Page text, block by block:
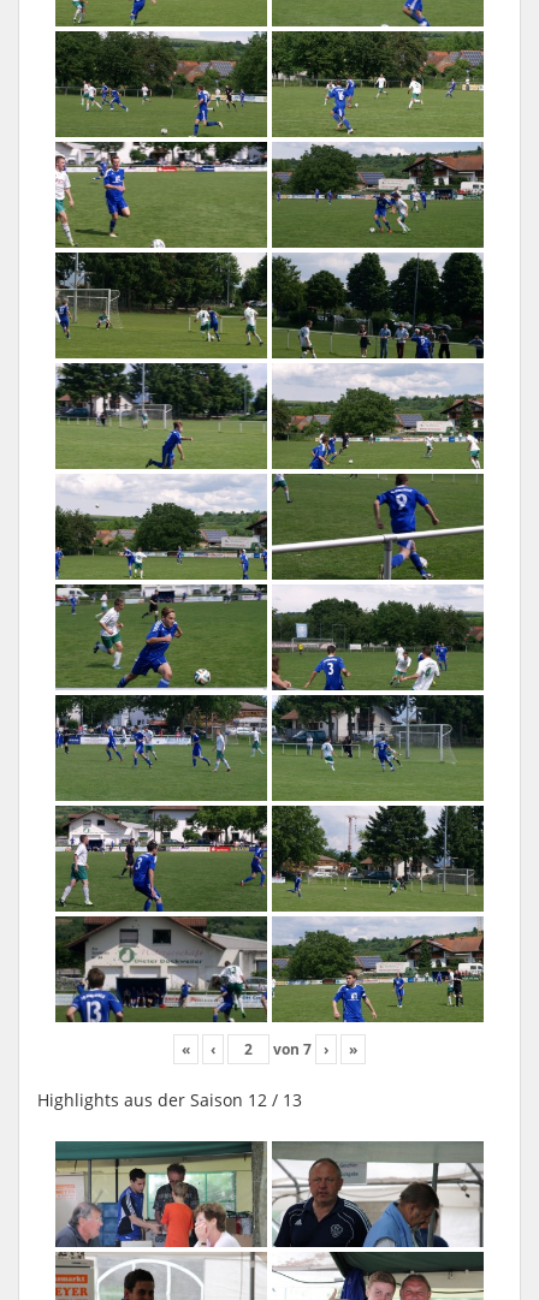
« ‹ von 7 › »
Highlights aus der Saison 12 / 13